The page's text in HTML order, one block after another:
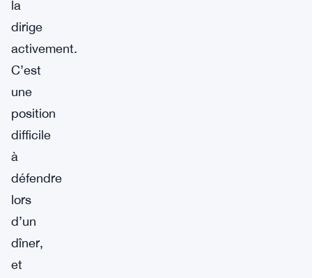
la
dirige
activement.
C’est
une
position
difficile
à
défendre
lors
d’un
dîner,
et